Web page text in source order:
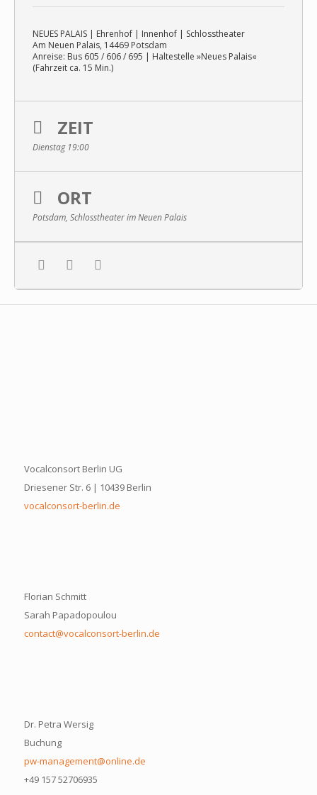
NEUES PALAIS | Ehrenhof | Innenhof | Schlosstheater
Am Neuen Palais, 14469 Potsdam
Anreise: Bus 605 / 606 / 695 | Haltestelle »Neues Palais«
(Fahrzeit ca. 15 Min.)
ZEIT
Dienstag 19:00
ORT
Potsdam, Schlosstheater im Neuen Palais
Vocalconsort Berlin UG
Driesener Str. 6 | 10439 Berlin
vocalconsort-berlin.de
Florian Schmitt
Sarah Papadopoulou
contact@vocalconsort-berlin.de
Dr. Petra Wersig
Buchung
pw-management@online.de
+49 157 52706935